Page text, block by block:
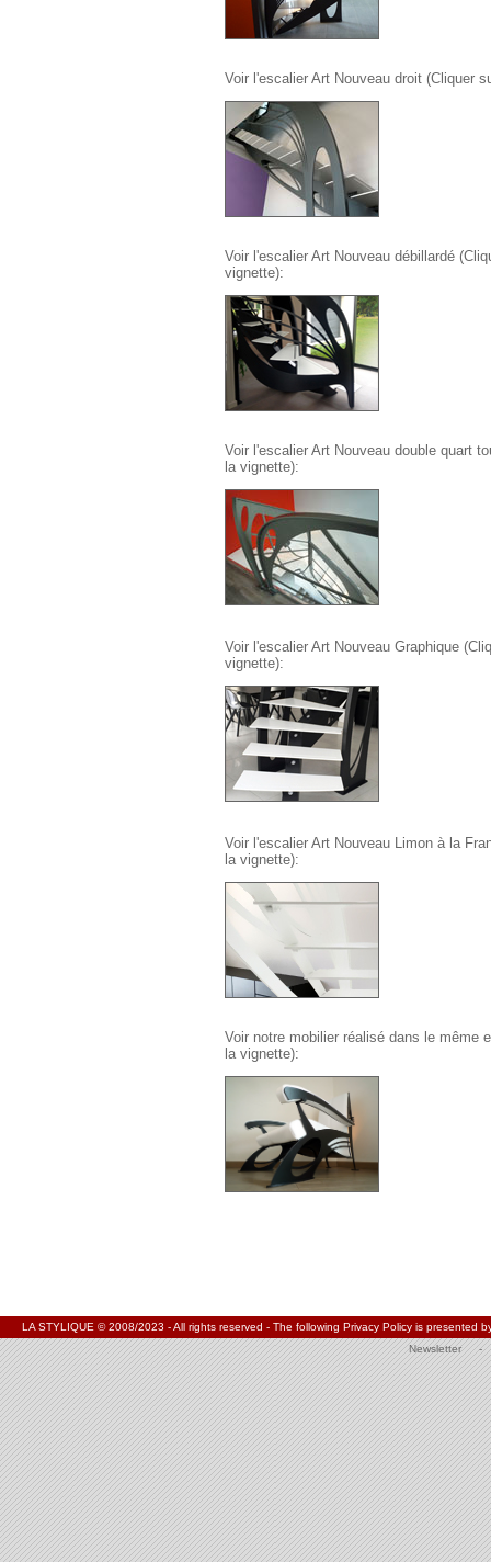
Voir l'escalier Art Nouveau droit (Cliquer
Voir l'escalier Art Nouveau débillardé
vignette):
Voir l'escalier Art Nouveau double quart
la vignette):
Voir l'escalier Art Nouveau Graphique
vignette):
Voir l'escalier Art Nouveau Limon à la
la vignette):
Voir notre mobilier réalisé dans le même
la vignette):
LA STYLIQUE © 2008/2023 - All rights reserved - The following Privacy Policy is
Newsletter
-